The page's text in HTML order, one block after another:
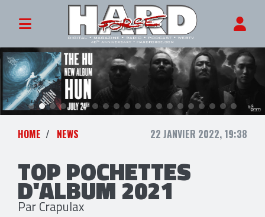
HOME NEWS 22 JANVIER 2022, 19:38
TOP POCHETTES
D'ALBUM 2021
Par Crapulax